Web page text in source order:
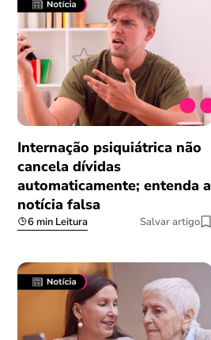
Internação psiquiátrica não
cancela dívidas
automaticamente; entenda a
notícia falsa
6 min Leitura Salvar artigo